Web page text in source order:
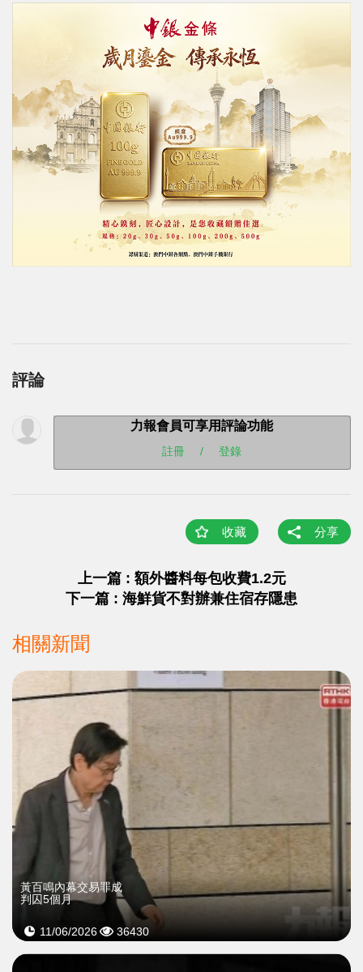
評論
力報會員可享用評論功能
註冊 / 登錄
收藏 分享
上一篇 : 額外醬料每包收費1.2元
下一篇 : 海鮮貨不對辦兼住宿存隱患
相關新聞
黃百鳴內幕交易罪成
判囚5個月
11/06/2026 36430